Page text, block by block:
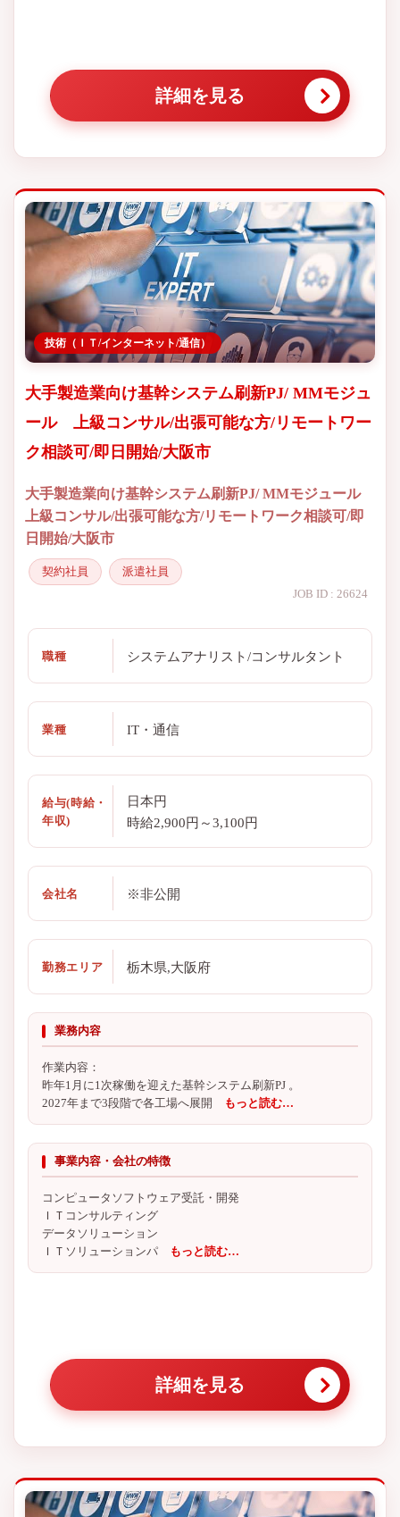
詳細を見る
技術（ＩＴ/インターネット/通信）
大手製造業向け基幹システム刷新PJ/ MMモジュ
ール 上級コンサル/出張可能な方/リモートワー
ク相談可/即日開始/大阪市
大手製造業向け基幹システム刷新PJ/ MMモジュール
上級コンサル/出張可能な方/リモートワーク相談可/即
日開始/大阪市
契約社員
派遣社員
JOB ID : 26624
職種 システムアナリスト/コンサルタント
業種 IT・通信
給与(時給・
年収)
日本円
時給2,900円～3,100円
会社名 ※非公開
勤務エリア 栃木県,大阪府
業務内容
作業内容：
昨年1月に1次稼働を迎えた基幹システム刷新PJ 。
2027年まで3段階で各工場へ展開
もっと読む…
事業内容・会社の特徴
コンピュータソフトウェア受託・開発
ＩＴコンサルティング
データソリューション
ＩＴソリューションパ もっと読む…
詳細を見る